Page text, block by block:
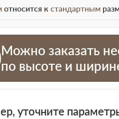
относится кстандартным
Можно заказать
по высоте и
уточните